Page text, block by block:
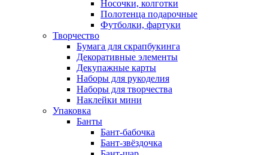
Носочки, колготки
Полотенца подарочные
Футболки, фартуки
Творчество
Бумага для скрапбукинга
Декоративные элементы
Декупажные карты
Наборы для рукоделия
Наборы для творчества
Наклейки мини
Упаковка
Банты
Бант-бабочка
Бант-звёздочка